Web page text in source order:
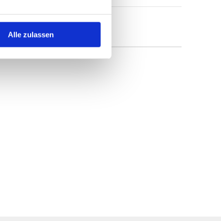
Alle zulassen